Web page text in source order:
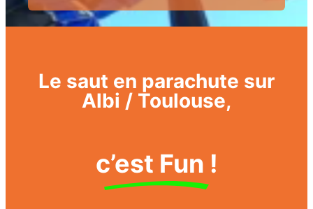
Le saut en parachute sur
Albi / Toulouse,
c’est Fun !